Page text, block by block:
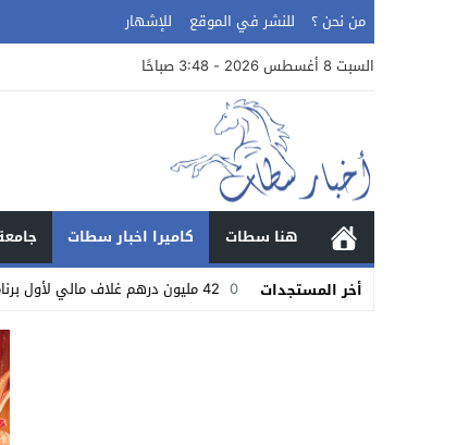
من نحن ؟ للنشر في الموقع
للإشهار
السبت 8 أغسطس 2026 - 3:48 صباحًا
هنا سطات كاميرا اخبار سطات
أخر المستجدات
02:37 42 مليون درهم غلاف مالي لأول برنامج التنمية البشرية تحت إشراف كامل لحبوها